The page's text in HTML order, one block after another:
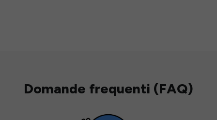
Domande frequenti (FAQ)